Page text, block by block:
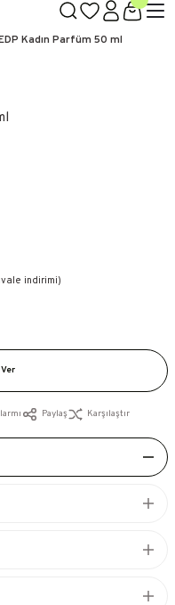
Kadın Parfüm 50 ml
indirimi)
Paylaş Karşılaştır